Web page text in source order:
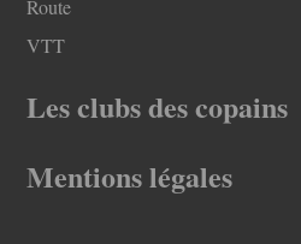
Route
VTT
Les clubs des copains
Mentions légales